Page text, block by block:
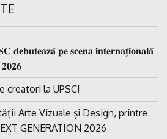
𝐝𝐞𝐛𝐮𝐭𝐞𝐚𝐳𝐚̆ 𝐩𝐞 𝐬𝐜𝐞𝐧𝐚 𝐢𝐧𝐭𝐞𝐫𝐧𝐚𝐭̗𝐢𝐨𝐧𝐚𝐥𝐚̆
𝟐𝟎𝟐𝟔
creatori la UPSC!
Arte Vizuale și Design, printre
GENERATION 2026